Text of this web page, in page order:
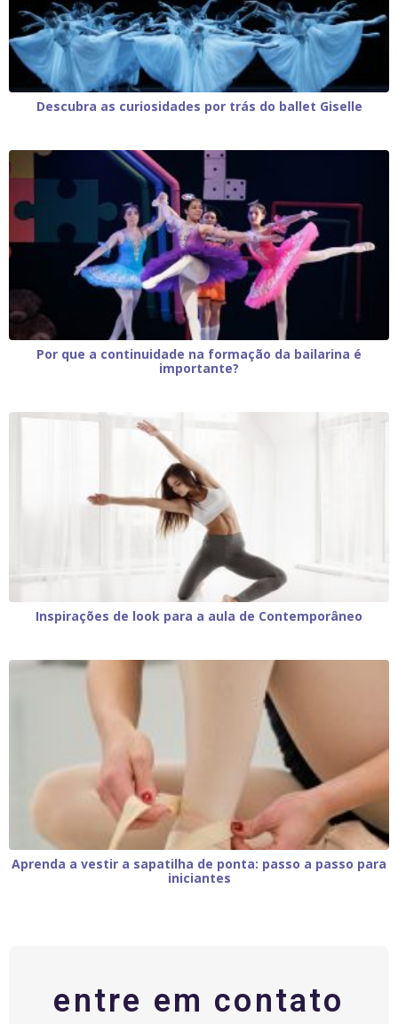
Descubra as curiosidades por trás do ballet Giselle
Por que a continuidade na formação da bailarina é
importante?
Inspirações de look para a aula de Contemporâneo
Aprenda a vestir a sapatilha de ponta: passo a passo para
iniciantes
entre em contato